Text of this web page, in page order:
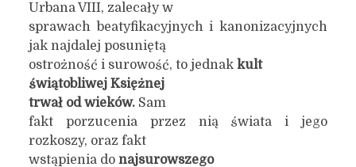
Urbana VIII, zalecały w
sprawach beatyfikacyjnych i kanonizacyjnych
jak najdalej posuniętą
ostrożność i surowość, to jednak kult
świątobliwej Księżnej
trwał od wieków.Sam
fakt porzucenia przez nią świata i jego
rozkoszy, oraz fakt
wstąpienia do najsurowszego